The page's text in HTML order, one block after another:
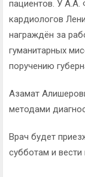
пациентов. У А.А.
кардиологов
награждён за
гуманитарных
поручению
Азамат
методами
Врач будет
субботам и